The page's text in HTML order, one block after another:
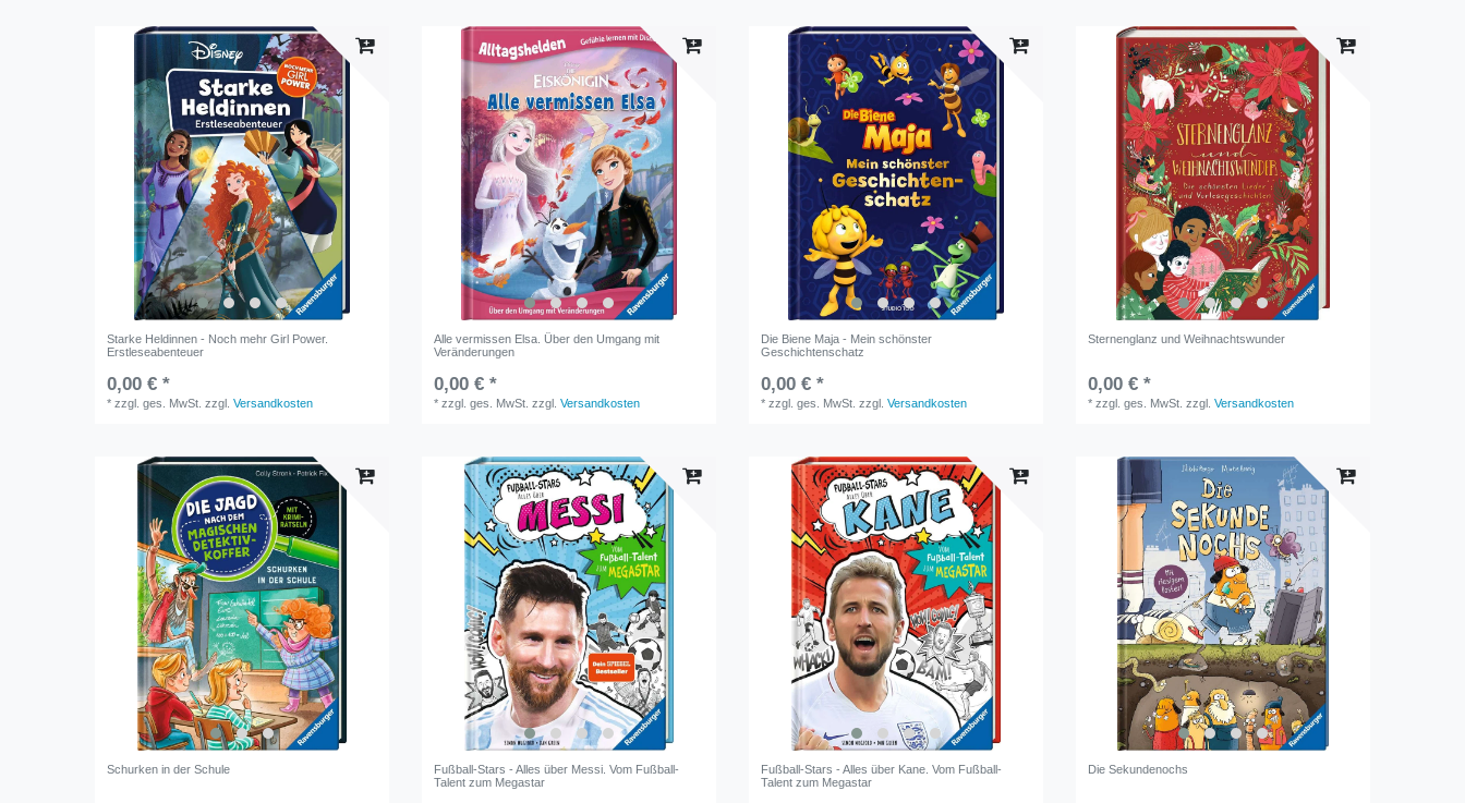
Starke Heldinnen - Noch mehr Girl Power.
Erstleseabenteuer
0,00 € *
*zzgl. ges. MwSt. zzgl.Versandkosten
Alle vermissen Elsa. Über den Umgang mit
Veränderungen
0,00 € *
*zzgl. ges. MwSt. zzgl.Versandkosten
Die Biene Maja - Mein schönster
Geschichtenschatz
0,00 € *
*zzgl. ges. MwSt. zzgl.Versandkosten
Sternenglanz und Weihnachtswunder
0,00 € *
*zzgl. ges. MwSt. zzgl.Versandkosten
Schurken in der Schule
Fußball-Stars - Alles über Messi. Vom Fußball-
Talent zum Megastar
Fußball-Stars - Alles über Kane. Vom Fußball-
Talent zum Megastar
Die Sekundenochs